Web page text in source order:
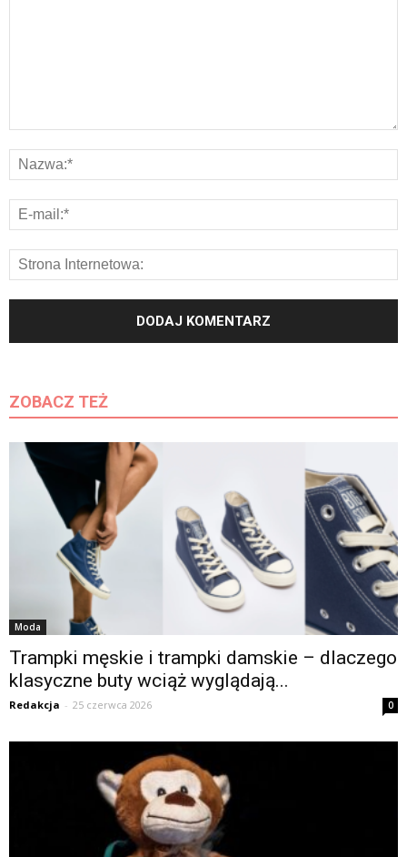
ZOBACZ TEŻ
Moda
Trampki męskie i trampki damskie – dlaczego
klasyczne buty wciąż wyglądają...
Redakcja - 25 czerwca 2026 0